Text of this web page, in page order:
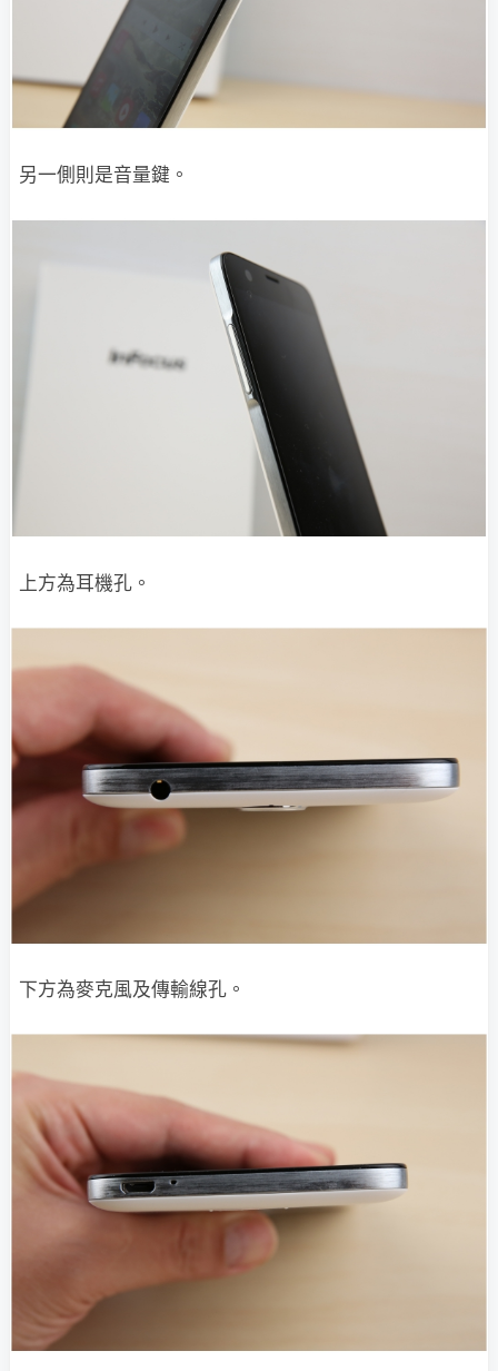
另一側則是音量鍵。
上方為耳機孔。
下方為麥克風及傳輸線孔。